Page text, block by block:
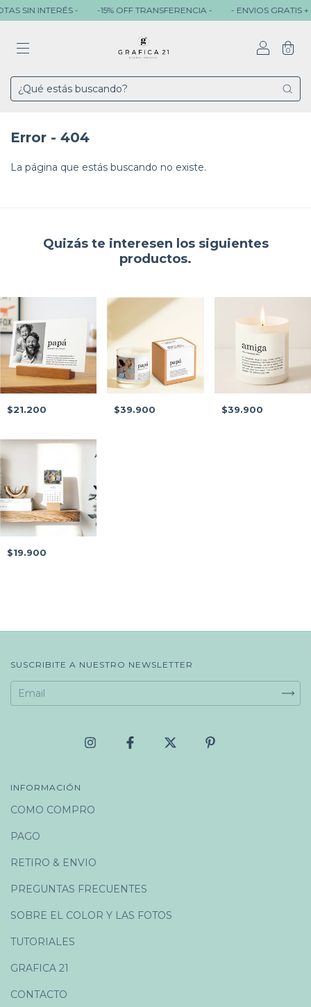
SIN INTERÉS - -15% OFF TRANSFERENCIA - - ENVIOS GRATIS +
0
Error - 404
La página que estás buscando no existe.
Quizás te interesen los siguientes
productos.
$21.200 $39.900 $39.900
$19.900
SUSCRIBITE A NUESTRO NEWSLETTER
INFORMACIÓN
COMO COMPRO
PAGO
RETIRO & ENVIO
PREGUNTAS FRECUENTES
SOBRE EL COLOR Y LAS FOTOS
TUTORIALES
GRAFICA 21
CONTACTO